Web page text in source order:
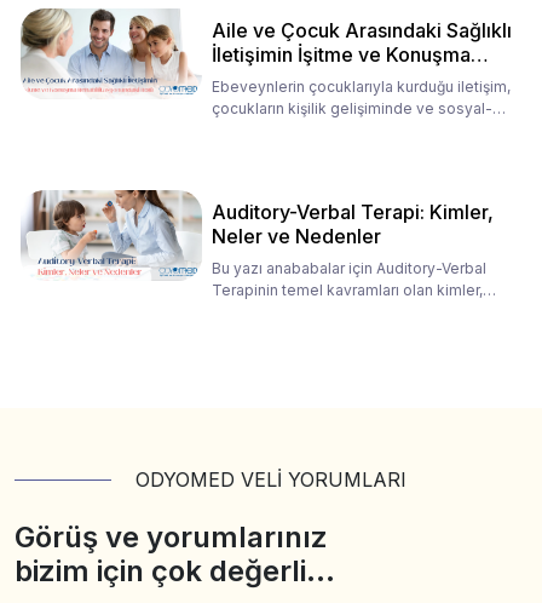
Aile ve Çocuk Arasındaki Sağlıklı
İletişimin İşitme ve Konuşma
Rehabilitasyonundaki Rolü
Ebeveynlerin çocuklarıyla kurduğu iletişim,
çocukların kişilik gelişiminde ve sosyal-
Auditory-Verbal Terapi: Kimler,
Neler ve Nedenler
Bu yazı anababalar için Auditory-Verbal
Terapinin temel kavramları olan kimler,
ODYOMED VELİ YORUMLARI
Görüş ve yorumlarınız
bizim için çok değerli…